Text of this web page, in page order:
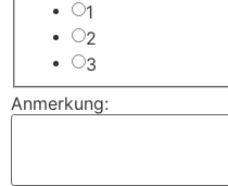
1
2
3
Anmerkung: